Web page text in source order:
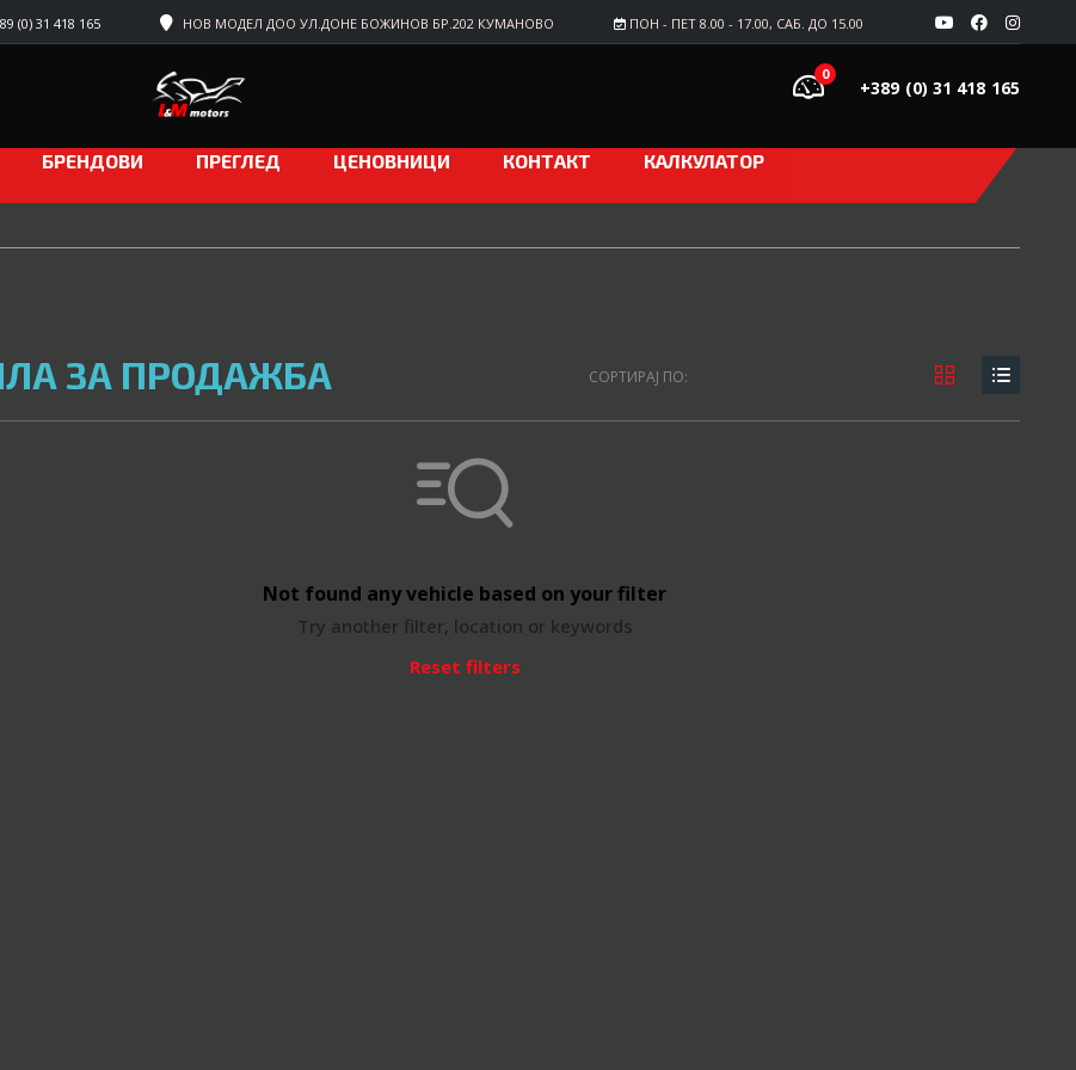
ПОН - ПЕТ 8.00 - 17.00, САБ. ДО 15.00
НОВ МОДЕЛ ДОО УЛ.ДОНЕ БОЖИНОВ БР.202 КУМАНОВО
(0) 31 418 165
+389 (0) 31 418 165
0
БРЕНДОВИ ПРЕГЛЕД ЦЕНОВНИЦИ КОНТАКТ КАЛКУЛАТОР
ЗА ПРОДАЖБА СОРТИРАЈ ПО:
Not found any vehicle based on your filter
Try another filter, location or keywords
Reset filters